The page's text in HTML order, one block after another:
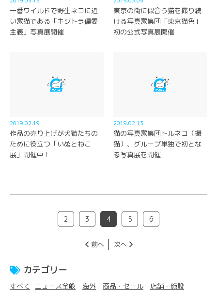
一番ワイルドで野生ネコに近
い家猫である「キジトラ偏愛
主義」写真展開催
東京の街に似合う猫を撮り続
ける写真家集団「東京猫色」
初の公式写真展開催
2019.02.19
作品の売り上げが犬猫たちの
ために役立つ「いぬとねこ
展」開催中！
2019.02.13
猫の写真家集団トルネコ（撮
猫）、グループ単独で初とな
る写真展を開催
2 3 4 5 6
前へ 次へ
カテゴリー
すべて ニュース全般 海外 商品・セール 店舗・施設